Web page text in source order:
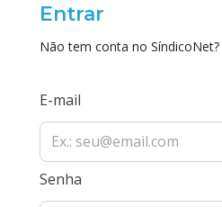
Entrar
Não tem conta no SíndicoNet?
E-mail
Senha